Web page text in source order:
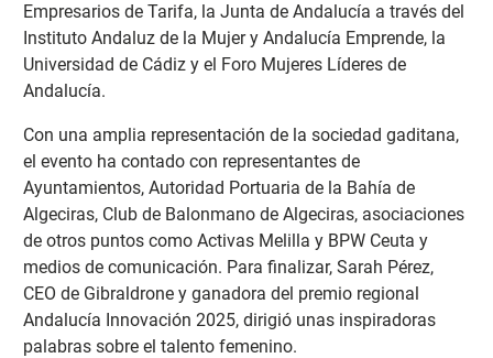
Empresarios de Tarifa, la Junta de Andalucía a través del
Instituto Andaluz de la Mujer y Andalucía Emprende, la
Universidad de Cádiz y el Foro Mujeres Líderes de
Andalucía.
Con una amplia representación de la sociedad gaditana,
el evento ha contado con representantes de
Ayuntamientos, Autoridad Portuaria de la Bahía de
Algeciras, Club de Balonmano de Algeciras, asociaciones
de otros puntos como Activas Melilla y BPW Ceuta y
medios de comunicación. Para finalizar, Sarah Pérez,
CEO de Gibraldrone y ganadora del premio regional
Andalucía Innovación 2025, dirigió unas inspiradoras
palabras sobre el talento femenino.